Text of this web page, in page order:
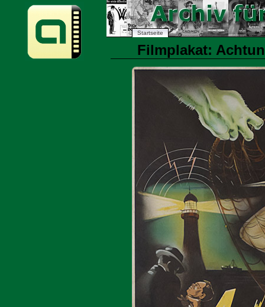
Startseite
Filmplakat: